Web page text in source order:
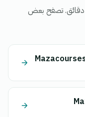
دقائق. تصفح بعض